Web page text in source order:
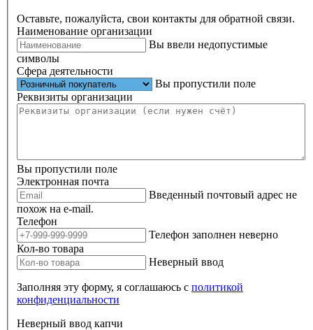
Оставьте, пожалуйста, свои контакты для обратной связи.
Наименование организации
Вы ввели недопустимые
символы
Сфера деятельности
Вы пропустили поле
Реквизиты организации
Вы пропустили поле
Электронная почта
Введенный почтовый адрес не
похож на e-mail.
Телефон
Телефон заполнен неверно
Кол-во товара
Неверный ввод
Заполняя эту форму, я соглашаюсь с политикой
конфиденциальности
Неверный ввод капчи